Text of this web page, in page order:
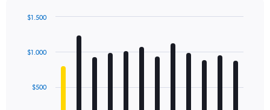
with
12
The$500
$1.000
$1.500